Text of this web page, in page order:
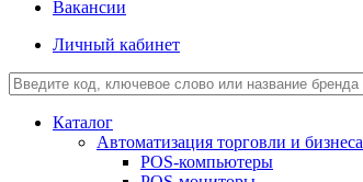
Вакансии
Личный кабинет
Каталог
Автоматизация торговли и бизнеса
POS-компьютеры